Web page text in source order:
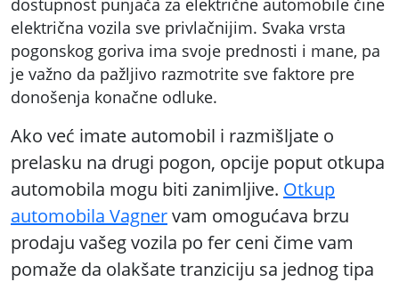
dostupnost punjača za električne automobile čine
električna vozila sve privlačnijim. Svaka vrsta
pogonskog goriva ima svoje prednosti i mane, pa
je važno da pažljivo razmotrite sve faktore pre
donošenja konačne odluke.
Ako već imate automobil i razmišljate o
prelasku na drugi pogon, opcije poput otkupa
automobila mogu biti zanimljive. Otkup
automobila Vagnervam omogućava brzu
prodaju vašeg vozila po fer ceni čime vam
pomaže da olakšate tranziciju sa jednog tipa